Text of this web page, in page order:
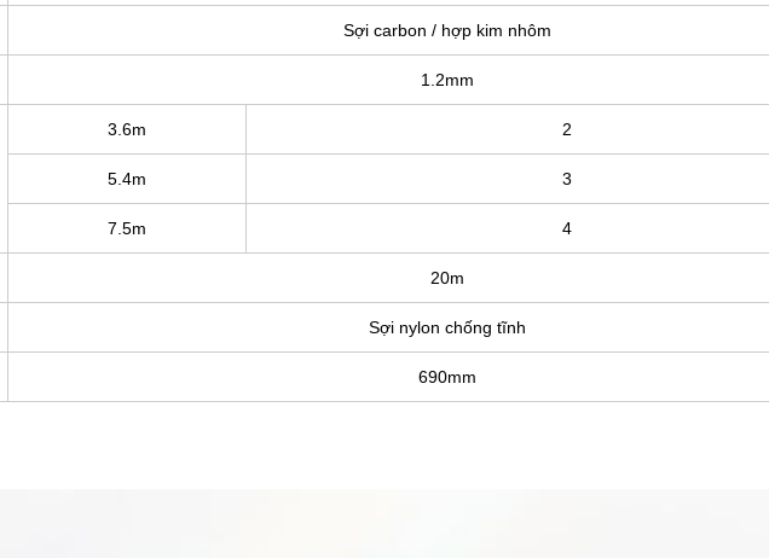
Sợi carbon / hợp kim nhôm
1.2mm
3.6m 2
5.4m 3
7.5m 4
20m
Sợi nylon chống tĩnh
690mm